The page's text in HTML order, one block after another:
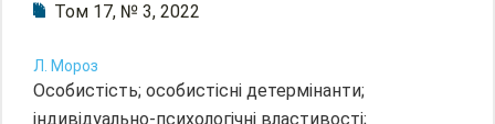
Том 17, № 3, 2022
Л. Мороз
Особистість; особистісні детермінанти;
індивідуально-психологічні властивості;